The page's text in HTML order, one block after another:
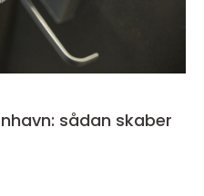
sådan skaber